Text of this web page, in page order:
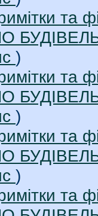
та
)
та
)
та
)
та